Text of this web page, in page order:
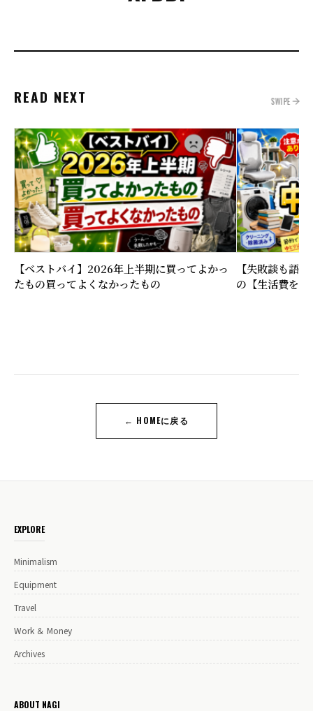
READ NEXT SWIPE
【ベストバイ】2026年上半期に買ってよかっ
たもの買ってよくなかったもの
【失敗談も語
の【生活費を下
← HOMEに戻る
EXPLORE
Minimalism
Equipment
Travel
Work ＆ Money
Archives
ABOUT NAGI